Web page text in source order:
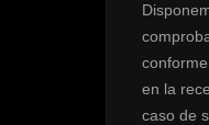
en la
caso de